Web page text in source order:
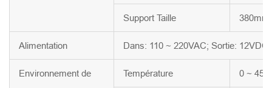
Support Taille 380mm
Alimentation Dans: 110 ~ 220VAC; Sortie:
Environnement de Température 0 ~ 45